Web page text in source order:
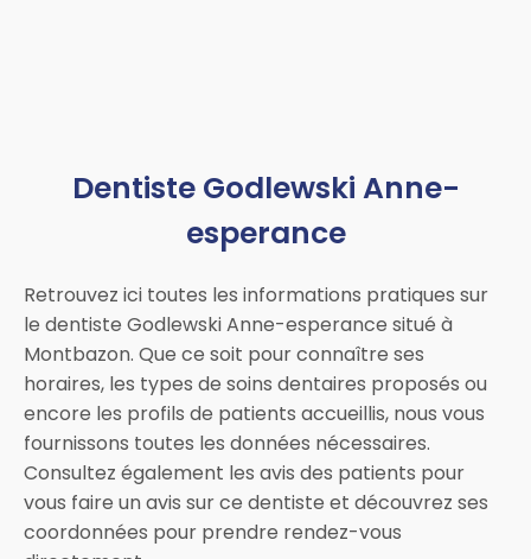
Dentiste Godlewski Anne-
esperance
Retrouvez ici toutes les informations pratiques sur
le dentiste Godlewski Anne-esperance situé à
Montbazon. Que ce soit pour connaître ses
horaires, les types de soins dentaires proposés ou
encore les profils de patients accueillis, nous vous
fournissons toutes les données nécessaires.
Consultez également les avis des patients pour
vous faire un avis sur ce dentiste et découvrez ses
coordonnées pour prendre rendez-vous